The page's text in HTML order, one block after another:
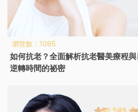
瀏覽數：1085
如何抗老？全面解析抗老醫美療程
逆轉時間的祕密